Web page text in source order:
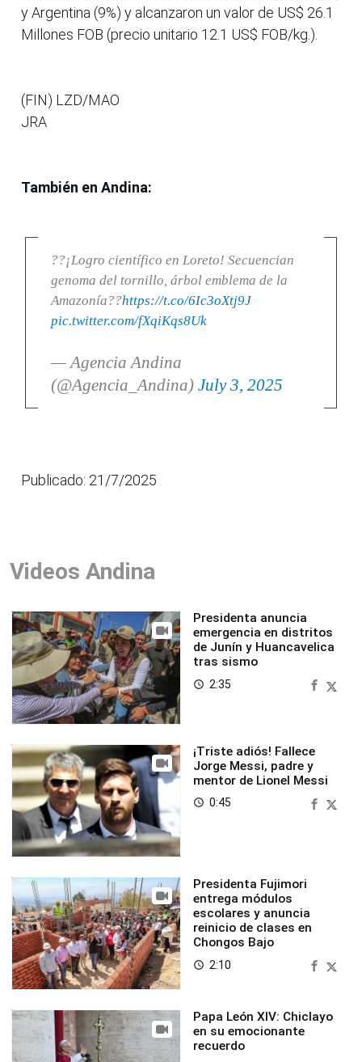
y Argentina (9%) y alcanzaron un valor de US$ 26.1
Millones FOB (precio unitario 12.1 US$ FOB/kg.).
(FIN) LZD/MAO
JRA
También en Andina:
??¡Logro científico en Loreto! Secuencian
genoma del tornillo, árbol emblema de la
Amazonía??https://t.co/6Ic3oXtj9J
pic.twitter.com/fXqiKqs8Uk
— Agencia Andina
(@Agencia_Andina) July 3, 2025
Publicado: 21/7/2025
Videos Andina
Presidenta anuncia
emergencia en distritos
de Junín y Huancavelica
tras sismo
access_time 2:35
¡Triste adiós! Fallece
Jorge Messi, padre y
mentor de Lionel Messi
access_time 0:45
Presidenta Fujimori
entrega módulos
escolares y anuncia
reinicio de clases en
Chongos Bajo
access_time 2:10
Papa León XIV: Chiclayo
en su emocionante
recuerdo